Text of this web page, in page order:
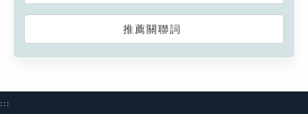
推薦關聯詞
:::